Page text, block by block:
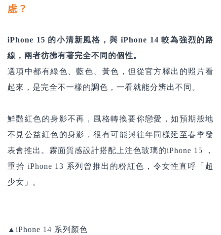
處？
iPhone 15 的小清新風格，與 iPhone 14 較為強烈的路
線，兩者彷彿有著完全不同的個性。
選項中都有綠色、藍色、黃色，但從官方釋出的照片看
起來，是完全不一樣的調色，一看就能分辨出不同。
鮮豔紅色的身影不再，風格轉換要你戀愛，如預期般地
不見公益紅色的身影，很有可能與往年同樣延至春季發
表會推出 。霧面質感設計搭配上注色玻璃的iPhone 15 ，
重拾 iPhone 13 系列曾推出的粉紅色，令女性直呼「超
少女」。
▲iPhone 14 系列顏色